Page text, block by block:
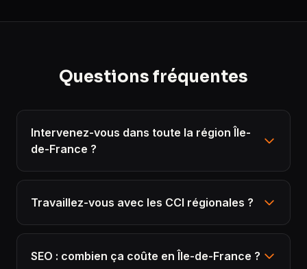
Questions fréquentes
Intervenez-vous dans toute la région Île-
de-France ?
Travaillez-vous avec les CCI régionales ?
SEO : combien ça coûte en Île-de-France ?